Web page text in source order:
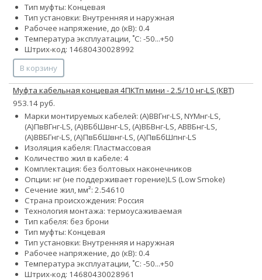
Тип муфты: Концевая
Тип установки: Внутренняя и наружная
Рабочее напряжение, до (кВ): 0.4
Температура эксплуатации, ˚С: -50...+50
Штрих-код: 14680430028992
В корзину
Муфта кабельная концевая 4ПКТп мини - 2.5/10 нг-LS (КВТ)
953.14 руб.
Марки монтируемых кабелей: (А)ВВГнг-LS, NYMнг-LS,
(А)ПвВГнг-LS, (А)ВБбШвнг-LS, (А)ВБВнг-LS, АВВБнг-LS,
(А)ВВБГнг-LS, (А)ПвБбШвнг-LS, (А)ПвБбШпнг-LS
Изоляция кабеля: Пластмассовая
Количество жил в кабеле: 4
Комплектация: без болтовых наконечников
Опции: нг (не поддерживает горение)LS (Low Smoke)
Сечение жил, мм²: 2.54610
Страна происхождения: Россия
Технология монтажа: термоусаживаемая
Тип кабеля: без брони
Тип муфты: Концевая
Тип установки: Внутренняя и наружная
Рабочее напряжение, до (кВ): 0.4
Температура эксплуатации, ˚С: -50...+50
Штрих-код: 14680430028961